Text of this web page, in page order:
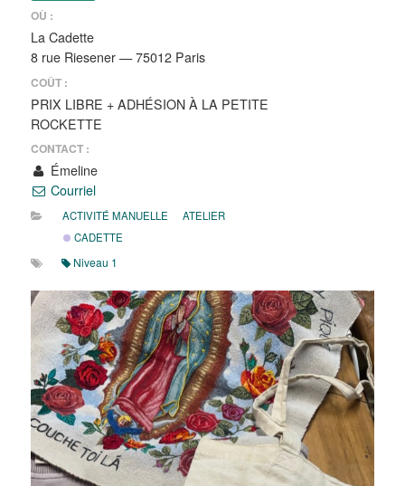
OÙ :
La Cadette
8 rue Riesener — 75012 Paris
COÛT :
PRIX LIBRE + ADHÉSION À LA PETITE
ROCKETTE
CONTACT :
Émeline
Courriel
ACTIVITÉ MANUELLE
ATELIER
CADETTE
Niveau 1